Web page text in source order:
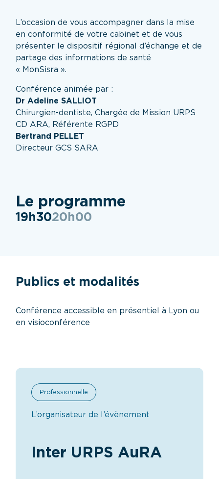
L’occasion de vous accompagner dans la mise
en conformité de votre cabinet et de vous
présenter le dispositif régional d’échange et de
partage des informations de santé
« MonSisra ».
Conférence animée par :
Dr Adeline SALLIOT
Chirurgien-dentiste, Chargée de Mission URPS
CD ARA, Référente RGPD
Bertrand PELLET
Directeur GCS SARA
Le programme
19h3020h00
Publics et modalités
Conférence accessible en présentiel à Lyon ou
en visioconférence
Professionnelle
L’organisateur de l’évènement
Inter URPS AuRA